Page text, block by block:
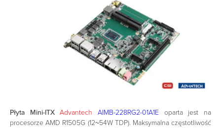
Płyta Mini-ITX Advantech AIMB-228RG2-01A1E oparta jest na
procesorze AMD R1505G (12~54W TDP). Maksymalna częstotliwość